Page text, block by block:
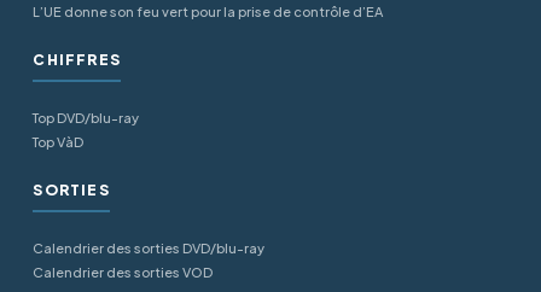
L’UE donne son feu vert pour la prise de contrôle d’EA
CHIFFRES
Top DVD/blu-ray
Top VàD
SORTIES
Calendrier des sorties DVD/blu-ray
Calendrier des sorties VOD